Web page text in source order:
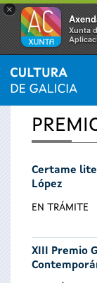
×
Xunta
Vostede
está
aquí
INICIO
Certame
López
EN TRÁMITE
XIII Premio